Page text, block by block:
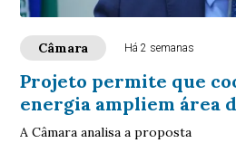
Câmara Há 2 semanas
Projeto permite que
energia ampliem área
A Câmara analisa a proposta